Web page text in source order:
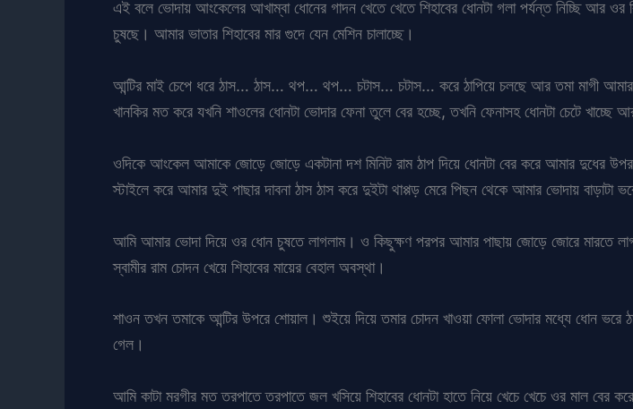
এই বলে ভোদায় আংকেলের আখাম্বা ধোনের গাদন খেতে খেতে শিহাবের ধোনটা গলা পর্যন্ত নিচ্ছি আর ওর
চুষছে। আমার ভাতার শিহাবের মার গুদে যেন মেশিন চালাচ্ছে।
আন্টির মাই চেপে ধরে ঠাস… ঠাস… থপ… থপ… চটাস… চটাস… করে ঠাপিয়ে চলছে আর তমা মাগী আমার
খানকির মত করে যখনি শাওলের ধোনটা ভোদার ফেনা তুলে বের হচ্ছে, তখনি ফেনাসহ ধোনটা চেটে
ওদিকে আংকেল আমাকে জোড়ে জোড়ে একটানা দশ মিনিট রাম ঠাপ দিয়ে ধোনটা বের করে আমার দুধের
স্টাইলে করে আমার দুই পাছার দাবনা ঠাস ঠাস করে দুইটা থাপ্পড় মেরে পিছন থেকে আমার ভোদায় বাড়াটা
আমি আমার ভোদা দিয়ে ওর ধোন চুষতে লাগলাম। ও কিছুক্ষণ পরপর আমার পাছায় জোড়ে জোরে
স্বামীর রাম চোদন খেয়ে শিহাবের মায়ের বেহাল অবস্থা।
শাওন তখন তমাকে আন্টির উপরে শোয়াল। শুইয়ে দিয়ে তমার চোদন খাওয়া ফোলা ভোদার মধ্যে ধোন ভরে
গেল।
আমি কাটা মরগীর মত তরপাতে তরপাতে জল খসিয়ে শিহাবের ধোনটা হাতে নিয়ে খেচে খেচে ওর মাল